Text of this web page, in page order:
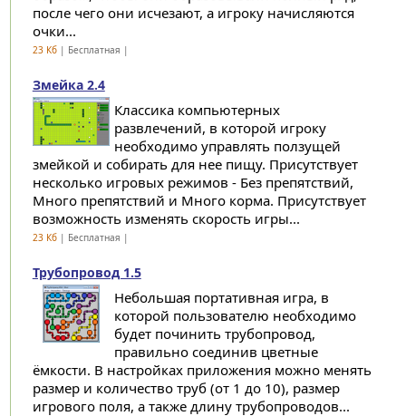
после чего они исчезают, а игроку начисляются
очки...
23 Кб| Бесплатная |
Змейка 2.4
Классика компьютерных
развлечений, в которой игроку
необходимо управлять ползущей
змейкой и собирать для нее пищу. Присутствует
несколько игровых режимов - Без препятствий,
Много препятствий и Много корма. Присутствует
возможность изменять скорость игры...
23 Кб| Бесплатная |
Трубопровод 1.5
Небольшая портативная игра, в
которой пользователю необходимо
будет починить трубопровод,
правильно соединив цветные
ёмкости. В настройках приложения можно менять
размер и количество труб (от 1 до 10), размер
игрового поля, а также длину трубопроводов...